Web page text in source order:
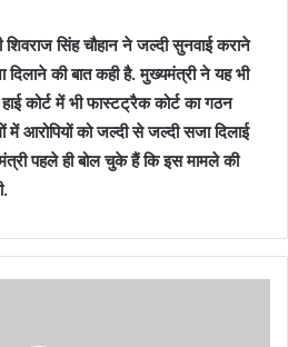
सिंह चौहान ने जल्दी सुनवाई कराने
की बात कही है. मुख्यमंत्री ने यह भी
कोर्ट में भी फास्टट्रैक कोर्ट का गठन
आरोपियों को जल्दी से जल्दी सजा दिलाई
पहले ही बोल चुके हैं कि इस मामले की